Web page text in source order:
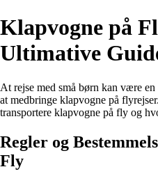
Klapvogne på
Ultimative
At rejse med små børn kan være
at medbringe klapvogne på
transportere klapvogne på fly og
Regler og
Fly